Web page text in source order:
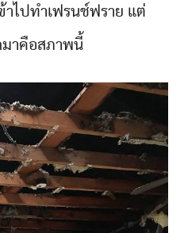
าไปทำเฟรนช์ฟราย แต่
าคือสภาพนี้